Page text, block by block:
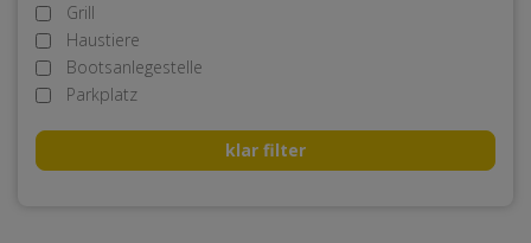
Grill
Haustiere
Bootsanlegestelle
Parkplatz
klar filter